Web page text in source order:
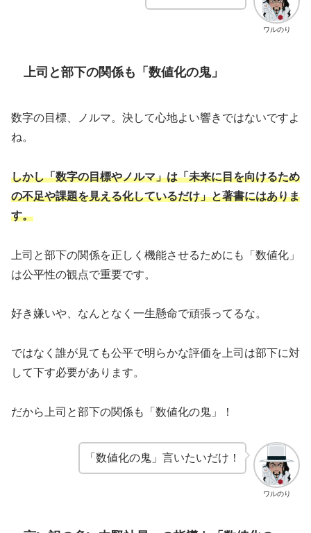
ワルのり
上司と部下の関係も「数値化の鬼」
数字の目標、ノルマ。決して心地よい響きではないですよ
ね。
しかし「数字の目標やノルマ」は「未来に目を向けるため
の不足や課題を見える化しているだけ」と著書にはありま
す。
上司と部下の関係を正しく機能させるためにも「数値化」
は公平性の観点で重要です。
好き嫌いや、なんとなく一生懸命で頑張ってるな。
ではなく誰が見ても公平で明らかな評価を上司は部下に対
して下す必要があります。
だから上司と部下の関係も「数値化の鬼」！
ワルのり
「数値化の鬼」言いたいだけ！